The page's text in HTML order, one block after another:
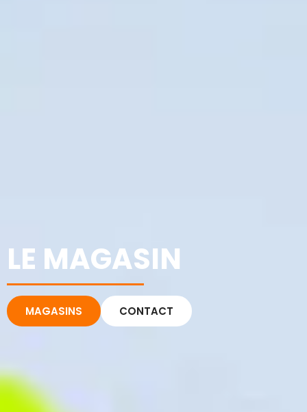
LE MAGASIN
MAGASINS CONTACT